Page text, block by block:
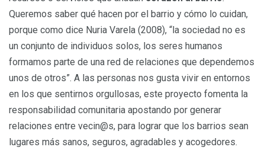
Queremos saber qué hacen por el barrio y cómo lo cuidan,
porque como dice Nuria Varela (2008), “la sociedad no es
un conjunto de individuos solos, los seres humanos
formamos parte de una red de relaciones que dependemos
unos de otros”. A las personas nos gusta vivir en entornos
en los que sentirnos orgullosas, este proyecto fomenta la
responsabilidad comunitaria apostando por generar
relaciones entre vecin@s, para lograr que los barrios sean
lugares más sanos, seguros, agradables y acogedores.